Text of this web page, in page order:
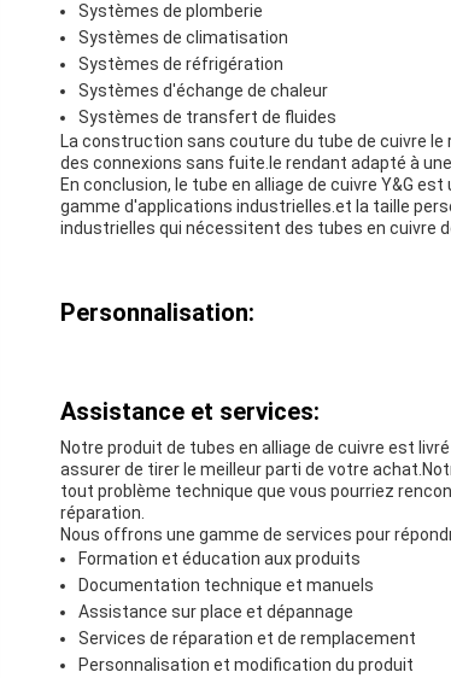
Systèmes de plomberie
Systèmes de climatisation
Systèmes de réfrigération
Systèmes d'échange de chaleur
Systèmes de transfert de fluides
La construction sans couture du tube de cuivre
des connexions sans fuite.le rendant adapté à
En conclusion, le tube en alliage de cuivre Y&G
gamme d'applications industrielles.et la taille
industrielles qui nécessitent des tubes en cuivre
Personnalisation:
Assistance et services:
Notre produit de tubes en alliage de cuivre est
assurer de tirer le meilleur parti de votre
tout problème technique que vous pourriez
réparation.
Nous offrons une gamme de services pour
Formation et éducation aux produits
Documentation technique et manuels
Assistance sur place et dépannage
Services de réparation et de remplacement
Personnalisation et modification du produit